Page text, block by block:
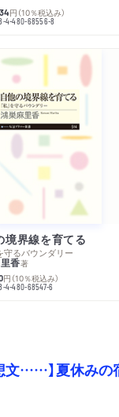
円 （10％税込み）
4-480-68556-8
境界線を育てる
守るバウンダリー
香著
円 （10％税込み）
4-480-68547-6
文……】夏休みの